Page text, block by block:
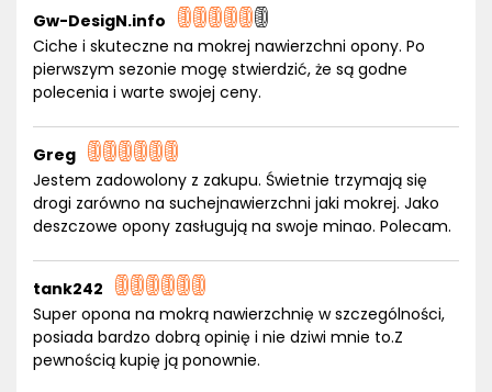
Gw-DesigN.info
Ciche i skuteczne na mokrej nawierzchni opony. Po
pierwszym sezonie mogę stwierdzić, że są godne
polecenia i warte swojej ceny.
Greg
Jestem zadowolony z zakupu. Świetnie trzymają się
drogi zarówno na suchejnawierzchni jaki mokrej. Jako
deszczowe opony zasługują na swoje minao. Polecam.
tank242
Super opona na mokrą nawierzchnię w szczególności,
posiada bardzo dobrą opinię i nie dziwi mnie to.Z
pewnością kupię ją ponownie.